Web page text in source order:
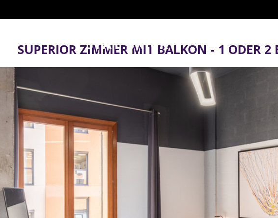
Brick Palma
Wer
2 Erwachsene · 1 Zimmer
SUPERIOR ZIMMER MIT BALKON - 1 ODER 2